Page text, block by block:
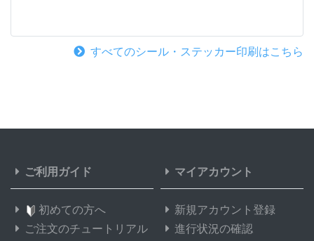
すべてのシール・ステッカー印刷はこちら
ご利用ガイド
初めての方へ
ご注文のチュートリアル
マイアカウント
新規アカウント登録
進行状況の確認